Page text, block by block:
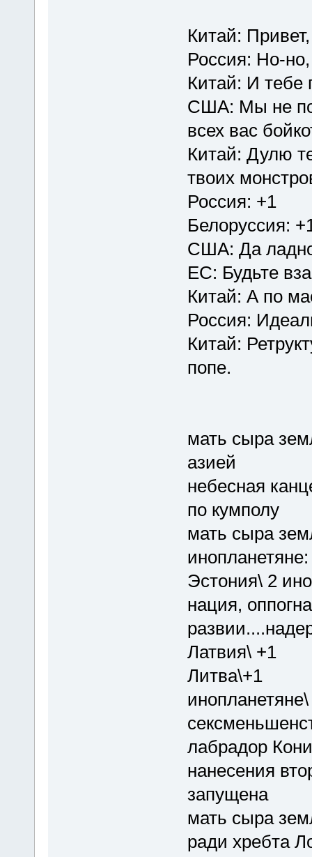
Китай:
Россия: Но-но,
Китай: И тебе
США: Мы не
всех вас
Китай: Дулю
твоих
Россия: +1
Белоруссия:
США: Да
ЕС: Будьте
Китай: А по
Россия:
Китай:
попе.
мать сыра
азией
небесная
по кумполу
мать сыра
Эстония\ 2
нация,
Латвия\ +1
Литва\+1
лабрадор
нанесения
запущена
мать сыра
ради хребта